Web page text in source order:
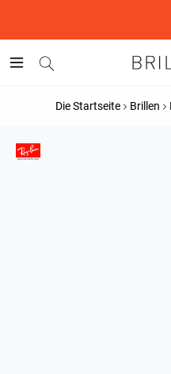
Die Startseite Brillen